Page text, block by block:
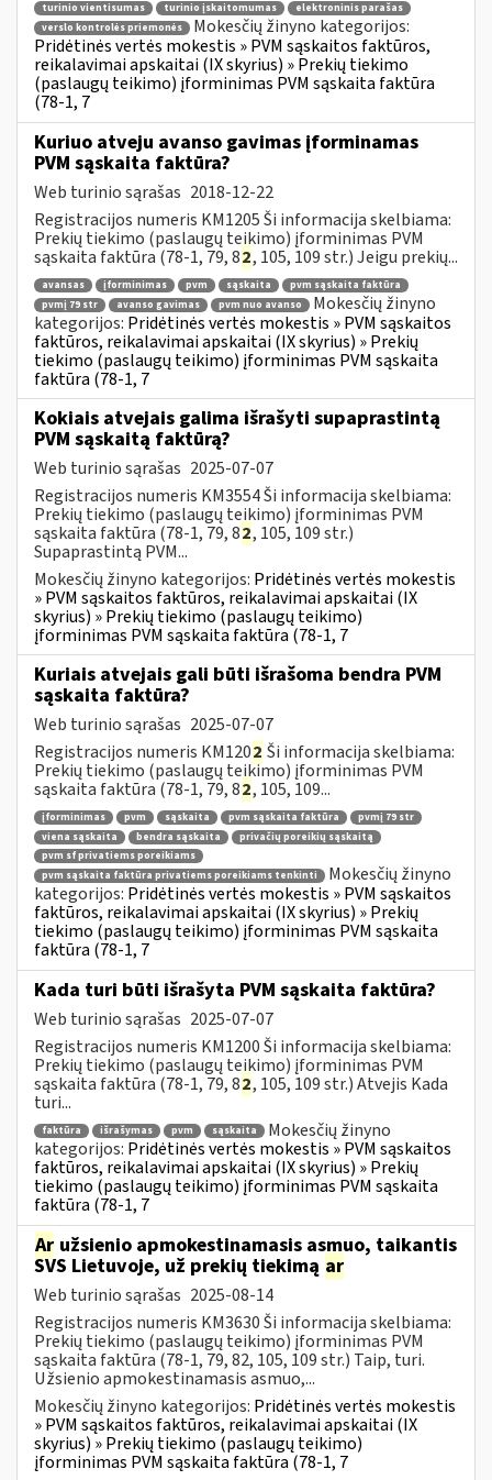
turinio vientisumas
turinio įskaitomumas
elektroninis parašas
verslo kontrolės priemonės
Mokesčių žinyno kategorijos:
Pridėtinės vertės mokestis » PVM sąskaitos faktūros,
reikalavimai apskaitai (IX skyrius) » Prekių tiekimo
(paslaugų teikimo) įforminimas PVM sąskaita faktūra
(78-1, 7
Kuriuo atveju avanso gavimas įforminamas
PVM sąskaita faktūra?
Web turinio sąrašas 2018-12-22
Registracijos numeris KM1205 Ši informacija skelbiama:
Prekių tiekimo (paslaugų teikimo) įforminimas PVM
sąskaita faktūra (78-1, 79, 82, 105, 109 str.) Jeigu prekių...
avansas įforminimas pvm sąskaita
pvm sąskaita faktūra
pvmį 79 str
avanso gavimas pvm nuo avanso
Mokesčių žinyno
kategorijos: Pridėtinės vertės mokestis » PVM sąskaitos
faktūros, reikalavimai apskaitai (IX skyrius) » Prekių
tiekimo (paslaugų teikimo) įforminimas PVM sąskaita
faktūra (78-1, 7
Kokiais atvejais galima išrašyti supaprastintą
PVM sąskaitą faktūrą?
Web turinio sąrašas 2025-07-07
Registracijos numeris KM3554 Ši informacija skelbiama:
Prekių tiekimo (paslaugų teikimo) įforminimas PVM
sąskaita faktūra (78-1, 79, 82, 105, 109 str.)
Supaprastintą PVM...
Mokesčių žinyno kategorijos: Pridėtinės vertės mokestis
» PVM sąskaitos faktūros, reikalavimai apskaitai (IX
skyrius) » Prekių tiekimo (paslaugų teikimo)
įforminimas PVM sąskaita faktūra (78-1, 7
Kuriais atvejais gali būti išrašoma bendra PVM
sąskaita faktūra?
Web turinio sąrašas 2025-07-07
Registracijos numeris KM1202 Ši informacija skelbiama:
Prekių tiekimo (paslaugų teikimo) įforminimas PVM
sąskaita faktūra (78-1, 79, 82, 105, 109...
įforminimas pvm sąskaita pvm sąskaita faktūra
pvmį 79 str
viena sąskaita
bendra sąskaita
privačių poreikių sąskaitą
pvm sf privatiems poreikiams
pvm sąskaita faktūra privatiems poreikiams tenkinti
Mokesčių žinyno
kategorijos: Pridėtinės vertės mokestis » PVM sąskaitos
faktūros, reikalavimai apskaitai (IX skyrius) » Prekių
tiekimo (paslaugų teikimo) įforminimas PVM sąskaita
faktūra (78-1, 7
Kada turi būti išrašyta PVM sąskaita faktūra?
Web turinio sąrašas 2025-07-07
Registracijos numeris KM1200 Ši informacija skelbiama:
Prekių tiekimo (paslaugų teikimo) įforminimas PVM
sąskaita faktūra (78-1, 79, 82, 105, 109 str.) Atvejis Kada
turi...
faktūra išrašymas pvm sąskaita
Mokesčių žinyno
kategorijos: Pridėtinės vertės mokestis » PVM sąskaitos
faktūros, reikalavimai apskaitai (IX skyrius) » Prekių
tiekimo (paslaugų teikimo) įforminimas PVM sąskaita
faktūra (78-1, 7
Ar užsienio apmokestinamasis asmuo, taikantis
SVS Lietuvoje, už prekių tiekimą ar
Web turinio sąrašas 2025-08-14
Registracijos numeris KM3630 Ši informacija skelbiama:
Prekių tiekimo (paslaugų teikimo) įforminimas PVM
sąskaita faktūra (78-1, 79, 82, 105, 109 str.) Taip, turi.
Užsienio apmokestinamasis asmuo,...
Mokesčių žinyno kategorijos: Pridėtinės vertės mokestis
» PVM sąskaitos faktūros, reikalavimai apskaitai (IX
skyrius) » Prekių tiekimo (paslaugų teikimo)
įforminimas PVM sąskaita faktūra (78-1, 7